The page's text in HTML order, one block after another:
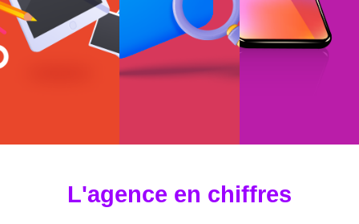
#tendances
L'agence en chiffres